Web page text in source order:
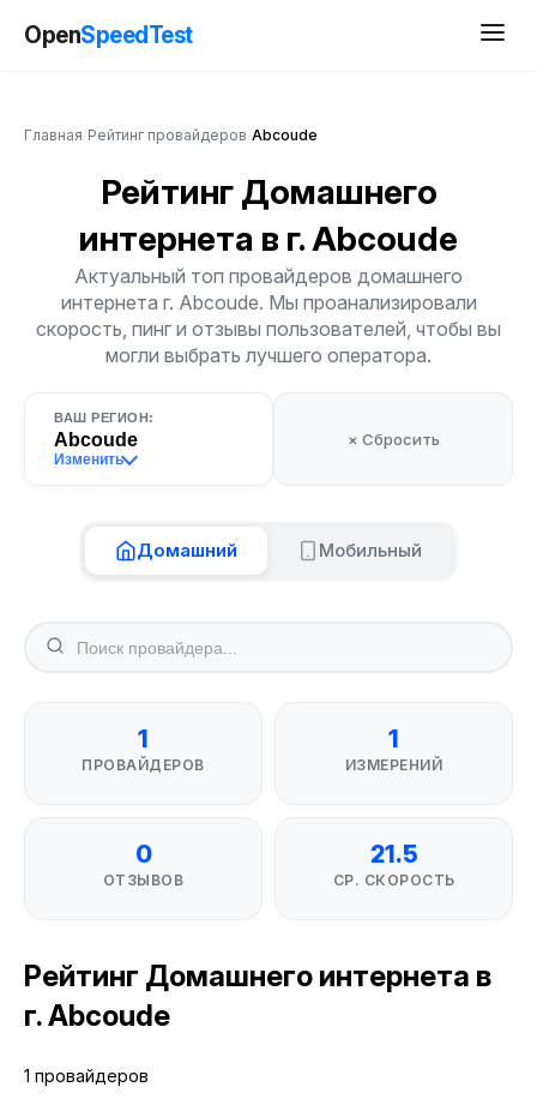
OpenSpeedTest
Главная Рейтинг провайдеров Abcoude
Рейтинг Домашнего
интернета в г. Abcoude
Актуальный топ провайдеров домашнего
интернета г. Abcoude. Мы проанализировали
скорость, пинг и отзывы пользователей, чтобы вы
могли выбрать лучшего оператора.
ВАШ РЕГИОН:
Abcoude
Изменить
× Сбросить
Домашний Мобильный
1
ПРОВАЙДЕРОВ
1
ИЗМЕРЕНИЙ
0
ОТЗЫВОВ
21.5
СР. СКОРОСТЬ
Рейтинг Домашнего интернета в
г. Abcoude
1 провайдеров